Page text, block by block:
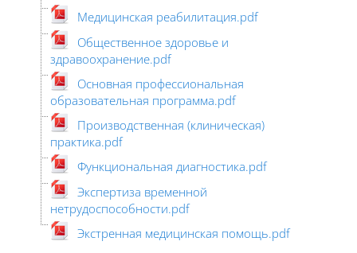
Медицинская реабилитация.pdf
Общественное здоровье и
здравоохранение.pdf
Основная профессиональная
образовательная программа.pdf
Производственная (клиническая)
практика.pdf
Функциональная диагностика.pdf
Экспертиза временной
нетрудоспособности.pdf
Экстренная медицинская помощь.pdf